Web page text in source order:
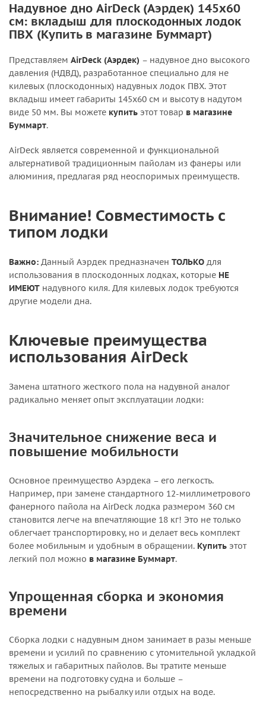
Надувное дно AirDeck (Аэрдек) 145х60
см: вкладыш для плоскодонных лодок
ПВХ (Купить в магазине Буммарт)
Представляем AirDeck (Аэрдек) – надувное дно высокого
давления (НДВД), разработанное специально для не
килевых (плоскодонных) надувных лодок ПВХ. Этот
вкладыш имеет габариты 145х60 см и высоту в надутом
виде 50 мм. Вы можете купить этот товар в магазине
Буммарт.
AirDeck является современной и функциональной
альтернативой традиционным пайолам из фанеры или
алюминия, предлагая ряд неоспоримых преимуществ.
Внимание! Совместимость с
типом лодки
Важно: Данный Аэрдек предназначен ТОЛЬКО для
использования в плоскодонных лодках, которые НЕ
ИМЕЮТ надувного киля. Для килевых лодок требуются
другие модели дна.
Ключевые преимущества
использования AirDeck
Замена штатного жесткого пола на надувной аналог
радикально меняет опыт эксплуатации лодки:
Значительное снижение веса и
повышение мобильности
Основное преимущество Аэрдека – его легкость.
Например, при замене стандартного 12-миллиметрового
фанерного пайола на AirDeck лодка размером 360 см
становится легче на впечатляющие 18 кг! Это не только
облегчает транспортировку, но и делает весь комплект
более мобильным и удобным в обращении. Купить этот
легкий пол можно в магазине Буммарт.
Упрощенная сборка и экономия
времени
Сборка лодки с надувным дном занимает в разы меньше
времени и усилий по сравнению с утомительной укладкой
тяжелых и габаритных пайолов. Вы тратите меньше
времени на подготовку судна и больше –
непосредственно на рыбалку или отдых на воде.